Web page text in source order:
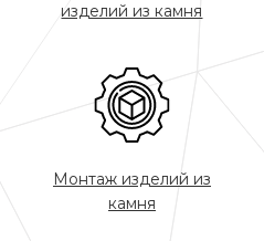
изделий из камня
Монтаж изделий из
камня